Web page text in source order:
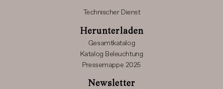
Technischer Dienst
Herunterladen
Gesamtkatalog
Katalog Beleuchtung
Pressemappe 2025
Newsletter